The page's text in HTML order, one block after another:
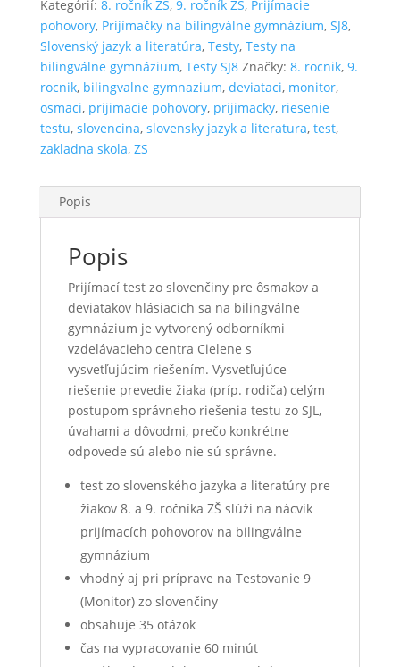
Kategórií: 8. ročník ZŠ, 9. ročník ZŠ, Prijímacie
pohovory, Prijímačky na bilingválne gymnázium, SJ8,
Slovenský jazyk a literatúra, Testy, Testy na
bilingválne gymnázium, Testy SJ8 Značky: 8. rocnik, 9.
rocnik, bilingvalne gymnazium, deviataci, monitor,
osmaci, prijimacie pohovory, prijimacky, riesenie
testu, slovencina, slovensky jazyk a literatura, test,
zakladna skola, ZS
Popis
Popis
Prijímací test zo slovenčiny pre ôsmakov a
deviatakov hlásiacich sa na bilingválne
gymnázium je vytvorený odborníkmi
vzdelávacieho centra Cielene s
vysvetľujúcim riešením. Vysvetľujúce
riešenie prevedie žiaka (príp. rodiča) celým
postupom správneho riešenia testu zo SJL,
úvahami a dôvodmi, prečo konkrétne
odpovede sú alebo nie sú správne.
test zo slovenského jazyka a literatúry pre
žiakov 8. a 9. ročníka ZŠ slúži na nácvik
prijímacích pohovorov na bilingválne
gymnázium
vhodný aj pri príprave na Testovanie 9
(Monitor) zo slovenčiny
obsahuje 35 otázok
čas na vypracovanie 60 minút